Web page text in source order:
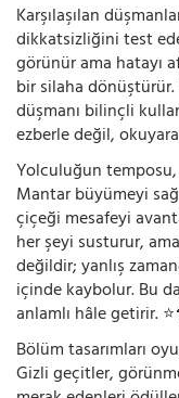
Karşılaşılan
dikkatsizliğini test
görünür ama hatayı
bir silaha dönüştürür.
düşmanı bilinçli
ezberle değil,
Yolculuğun
Mantar büyümeyi
çiçeği mesafeyi
her şeyi susturur,
değildir; yanlış
içinde kaybolur. Bu
anlamlı hâle getirir.
Bölüm tasarımları
Gizli geçitler,